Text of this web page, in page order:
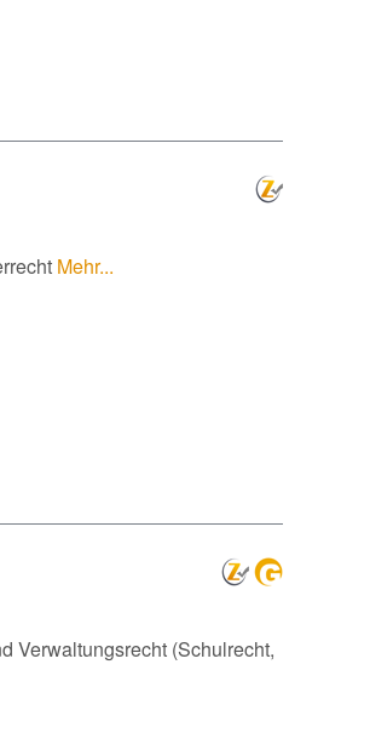
Mehr...
Verwaltungsrecht (Schulrecht,